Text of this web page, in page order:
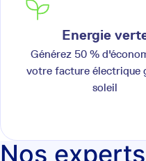
Energie
Générez 50 %
votre facture électrique
soleil
Nos